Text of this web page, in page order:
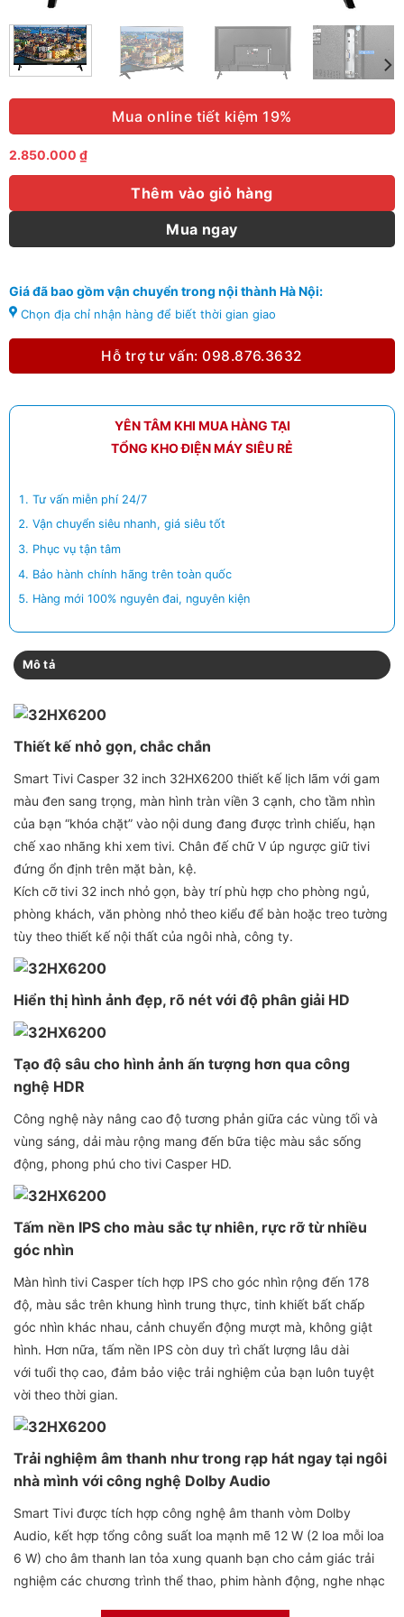
Mua online tiết kiệm 19%
2.850.000 ₫
Thêm vào giỏ hàng
Mua ngay
Giá đã bao gồm vận chuyển trong nội thành Hà Nội:
Chọn địa chỉ nhận hàng để biết thời gian giao
Hỗ trợ tư vấn: 098.876.3632
YÊN TÂM KHI MUA HÀNG TẠI
TỔNG KHO ĐIỆN MÁY SIÊU RẺ
Tư vấn miễn phí 24/7
Vận chuyển siêu nhanh, giá siêu tốt
Phục vụ tận tâm
Bảo hành chính hãng trên toàn quốc
Hàng mới 100% nguyên đai, nguyên kiện
Mô tả
Thiết kế nhỏ gọn, chắc chắn
Smart Tivi Casper 32 inch 32HX6200 thiết kế lịch lãm với gam
màu đen sang trọng, màn hình tràn viền 3 cạnh, cho tầm nhìn
của bạn “khóa chặt” vào nội dung đang được trình chiếu, hạn
chế xao nhãng khi xem tivi. Chân đế chữ V úp ngược giữ tivi
đứng ổn định trên mặt bàn, kệ.
Kích cỡ tivi 32 inch nhỏ gọn, bày trí phù hợp cho phòng ngủ,
phòng khách, văn phòng nhỏ theo kiểu để bàn hoặc treo tường
tùy theo thiết kế nội thất của ngôi nhà, công ty.
Hiển thị hình ảnh đẹp, rõ nét với độ phân giải HD
Tạo độ sâu cho hình ảnh ấn tượng hơn qua công
nghệ HDR
Công nghệ này nâng cao độ tương phản giữa các vùng tối và
vùng sáng, dải màu rộng mang đến bữa tiệc màu sắc sống
động, phong phú cho tivi Casper HD.
Tấm nền IPS cho màu sắc tự nhiên, rực rỡ từ nhiều
góc nhìn
Màn hình tivi Casper tích hợp IPS cho góc nhìn rộng đến 178
độ, màu sắc trên khung hình trung thực, tinh khiết bất chấp
góc nhìn khác nhau, cảnh chuyển động mượt mà, không giật
hình. Hơn nữa, tấm nền IPS còn duy trì chất lượng lâu dài
với tuổi thọ cao, đảm bảo việc trải nghiệm của bạn luôn tuyệt
vời theo thời gian.
Trải nghiệm âm thanh như trong rạp hát ngay tại ngôi
nhà mình với công nghệ Dolby Audio
Smart Tivi được tích hợp công nghệ âm thanh vòm Dolby
Audio, kết hợp tổng công suất loa mạnh mẽ 12 W (2 loa mỗi loa
6 W) cho âm thanh lan tỏa xung quanh bạn cho cảm giác trải
nghiệm các chương trình thể thao, phim hành động, nghe nhạc